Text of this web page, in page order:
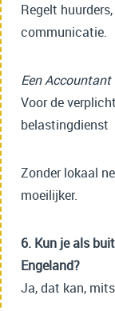
Regelt
communicatie.
Een Accountant
Voor de
belastingdienst
Zonder lokaal
moeilijker.
6. Kun je als
Engeland?
Ja, dat kan,